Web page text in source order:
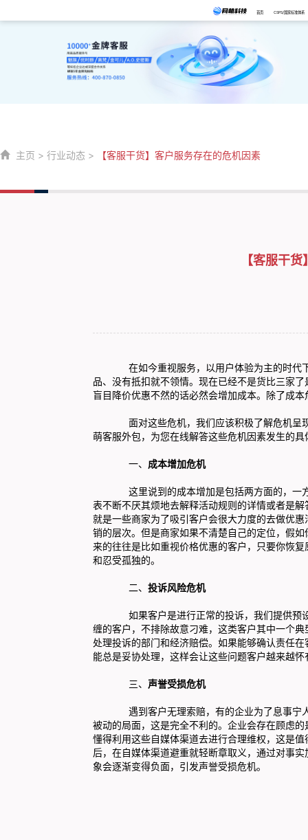
首页 CSPS/国家标准体系
主页 > 行业动态 > 【客服干货】客户服务存在的危机因素
【客服干
在如今重视服务，以用户体验为主的时代下
品、没有抵扣就不领情。现在已经不是货比三家
盲目降价优惠不然的话必然会增加成本。除了成
面对这些危机，我们应该积极了解危机呈现
萌客服外包，为您在线解答这些危机因素发生的
一、 成本增加危机
这里说到的成本增加是包括两方面的，一方
表不断不厌其烦地去解释活动规则的详情或者是
就是一些商家为了吸引客户会很大力度的去做优
销的层次。但是商家如果不清楚自己的定位，假
来的往往是比如重视价格优惠的客户，只要你恢
和忍受孤独的。
二、 投诉风险危机
如果客户是进行正常的投诉，我们提供预设
缠的客户，不排除故意刁难，这类客户其中一个
处理投诉的部门和经济赔偿。如果能够确认责任
能总是妥协处理，这样会让这些问题客户越来越
三、 声誉受损危机
遇到客户无理索赔，有的企业为了息事宁人
被动的局面，这是完全不利的。企业会存在顾虑
懂得利用这些自媒体渠道去进行合理维权，这是
后，在自媒体渠道避重就轻断章取义，通过对事
象会逐渐变得负面，引发声誉受损危机。